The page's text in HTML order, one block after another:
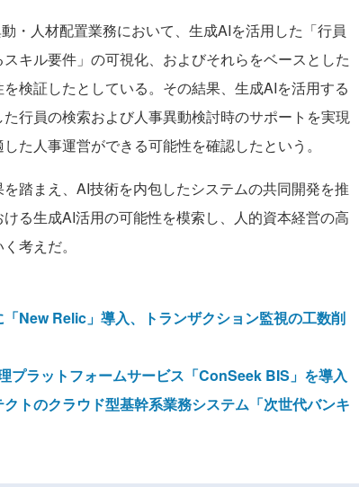
・人材配置業務において、生成AIを活用した「行員
キル要件」の可視化、およびそれらをベースとした
検証したとしている。その結果、生成AIを活用する
行員の検索および人事異動検討時のサポートを実現
た人事運営ができる可能性を確認したという。
踏まえ、AI技術を内包したシステムの共同開発を推
る生成AI活用の可能性を模索し、人的資本経営の高
考えだ。
New Relic」導入、トランザクション監視の工数削
プラットフォームサービス「ConSeek BIS」を導入
トのクラウド型基幹系業務システム「次世代バンキ